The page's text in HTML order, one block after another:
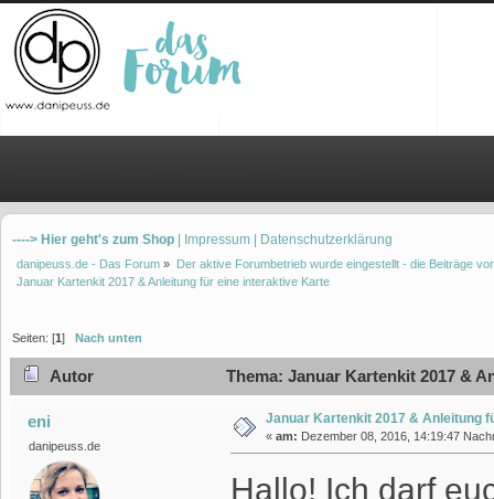
----> Hier geht's zum Shop | Impressum | Datenschutzerklärung
danipeuss.de - Das Forum » Der aktive Forumbetrieb wurde eingestellt - die Beiträge
Januar Kartenkit 2017 & Anleitung für eine interaktive Karte
Seiten: [1] Nach unten
Autor Thema: Januar Kartenkit 2017 &
eni
danipeuss.de
Januar Kartenkit 2017 & Anleitung
« am: Dezember 08, 2016, 14:19:47
Hallo! Ich darf